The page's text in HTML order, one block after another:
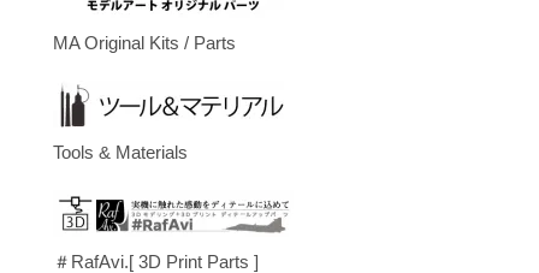
MA Original Kits / Parts
Tools & Materials
＃RafAvi.[ 3D Print Parts ]